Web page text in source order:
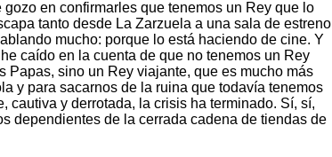
en confirmarles que tenemos un Rey que lo
tanto desde La Zarzuela a una sala de estreno
mucho: porque lo está haciendo de cine. Y
caído en la cuenta de que no tenemos un Rey
Papas, sino un Rey viajante, que es mucho más
y para sacarnos de la ruina que todavía tenemos
cautiva y derrotada, la crisis ha terminado. Sí, sí,
dependientes de la cerrada cadena de tiendas de